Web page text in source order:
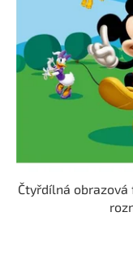
Čtyřdílná